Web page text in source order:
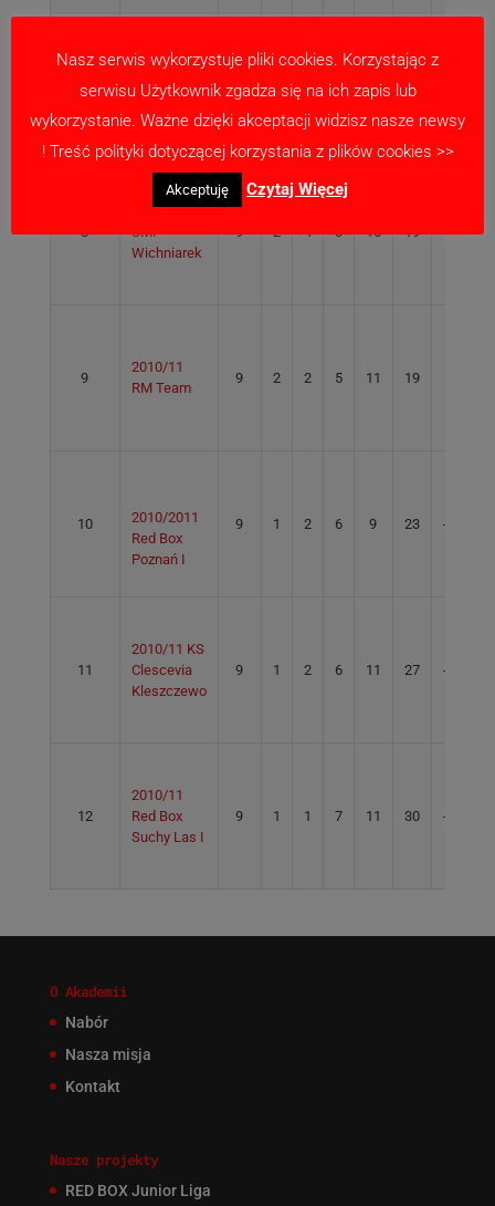
7
Gniezno
8 3 1 4 9 10
8
2010/11
SMP
Wichniarek
9 2 4 3 16 19 -3
9
2010/11
RM Team
9 2 2 5 11 19
10
2010/2011
Red Box
Poznań I
9 1 2 6 9 23 -14
11
2010/11 KS
Clescevia
Kleszczewo
9 1 2 6 11 27 -16
12
2010/11
Red Box
Suchy Las I
9 1 1 7 11 30 -19
O Akademii
Nabór
Nasza misja
Kontakt
Nasze projekty
RED BOX Junior Liga
Nasz serwis wykorzystuje pliki cookies. Korzystając z
serwisu Użytkownik zgadza się na ich zapis lub
wykorzystanie. Ważne dzięki akceptacji widzisz nasze newsy
! Treść polityki dotyczącej korzystania z plików cookies >>
Akceptuję Czytaj Więcej